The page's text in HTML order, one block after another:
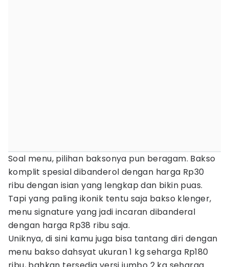
Soal menu, pilihan baksonya pun beragam. Bakso
komplit spesial dibanderol dengan harga Rp30
ribu dengan isian yang lengkap dan bikin puas.
Tapi yang paling ikonik tentu saja bakso klenger,
menu signature yang jadi incaran dibanderal
dengan harga Rp38 ribu saja.
Uniknya, di sini kamu juga bisa tantang diri dengan
menu bakso dahsyat ukuran 1 kg seharga Rp180